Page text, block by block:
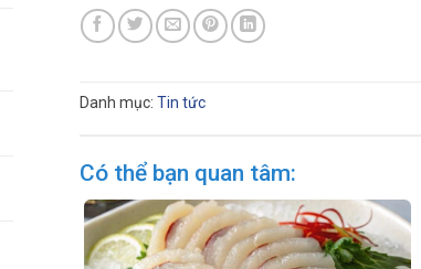
Danh mục: Tin tức
Có thể bạn quan tâm: